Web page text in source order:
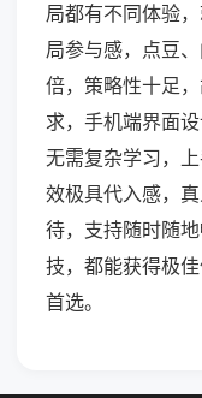
局都有不同体验
局参与感，点豆
倍，策略性十足
求，手机端界面
无需复杂学习，
效极具代入感，
待，支持随时随
技，都能获得极
首选。